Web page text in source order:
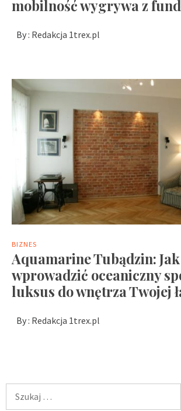
mobilność wygrywa z
By : Redakcja 1trex.pl
BIZNES
Aquamarine Tubądzin: Jak
wprowadzić oceaniczny
luksus do wnętrza Twojej
By : Redakcja 1trex.pl